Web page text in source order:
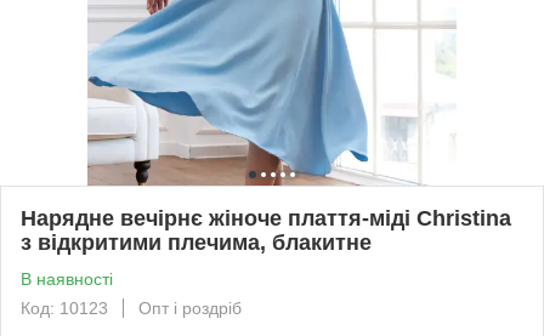
Нарядне вечірнє жіноче плаття-міді Christina
з відкритими плечима, блакитне
В наявності
Код: 10123
Опт і роздріб